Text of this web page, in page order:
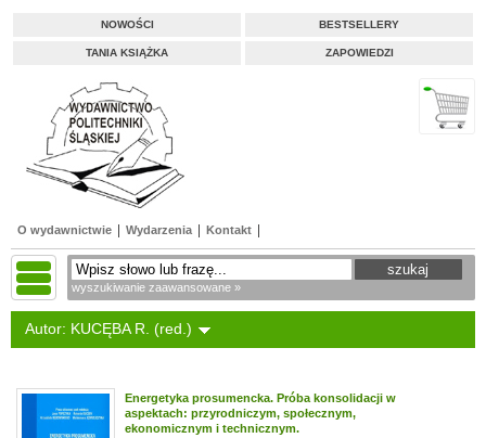
NOWOŚCI BESTSELLERY
TANIA KSIĄŻKA ZAPOWIEDZI
O wydawnictwie Wydarzenia Kontakt
wyszukiwanie zaawansowane »
Autor: KUCĘBA R. (red.)
Energetyka prosumencka. Próba konsolidacji w
aspektach: przyrodniczym, społecznym,
ekonomicznym i technicznym.